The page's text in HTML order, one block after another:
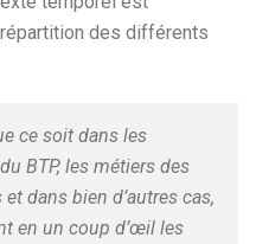
des différents
ce soit dans les
BTP, les métiers des
dans bien d’autres cas,
en un coup d’œil les